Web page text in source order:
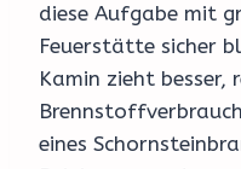
diese Aufgabe mit
Feuerstätte sicher
Kamin zieht besser,
eines